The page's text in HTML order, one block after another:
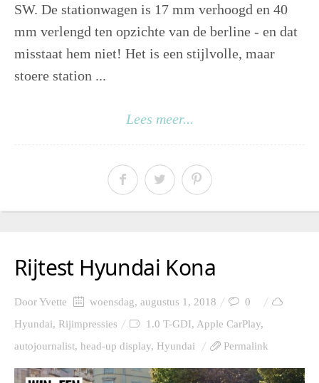
SW. De stationwagen is 17 mm verhoogd en 40
mm verlengd ten opzichte van de berline - en dat
misstaat hem niet! Het is een stijlvolle, maar
stoere station ...
Lees meer...
Rijtest Hyundai Kona
DoorYvette woensdag, augustus 1, 2018
0
Hyundai, Rijimpressies 1.0 T-GDI, Apple CarPlay,
autojournalist, head-up display, Hyundai Permalink